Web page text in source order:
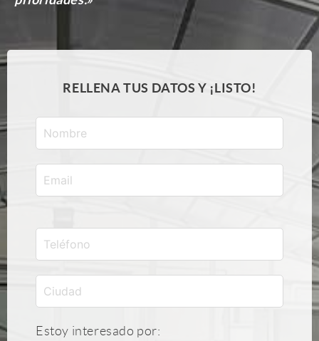
RELLENA TUS DATOS Y ¡LISTO!
Estoy interesado por: